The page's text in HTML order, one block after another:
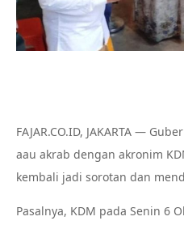
FAJAR.CO.ID, JAKARTA —
aau akrab dengan akronim
kembali jadi sorotan dan
Pasalnya, KDM pada Senin 6